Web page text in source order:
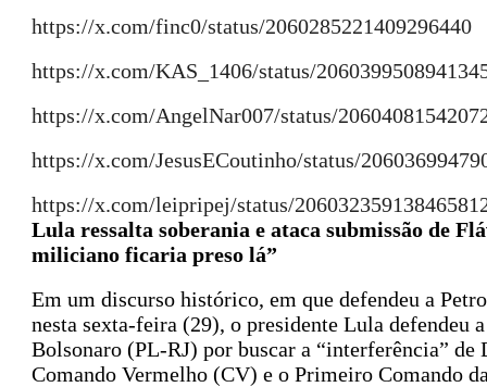
https://x.com/finc0/status/2060285221409296440
https://x.com/KAS_1406/status/
https://x.com/AngelNar007/status/
https://x.com/JesusECoutinho/status/
https://x.com/leipripej/status/
Lula ressalta soberania e ataca submissão de
miliciano ficaria preso lá”
Em um discurso histórico, em que defendeu a
nesta sexta-feira (29), o presidente Lula defendeu
Bolsonaro (PL-RJ) por buscar a “interferência”
Comando Vermelho (CV) e o Primeiro Comando